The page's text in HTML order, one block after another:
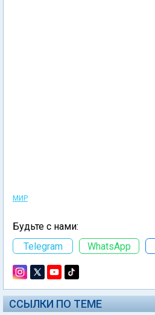
МИР
Будьте с нами:
Telegram
WhatsApp
ССЫЛКИ ПО ТЕМЕ